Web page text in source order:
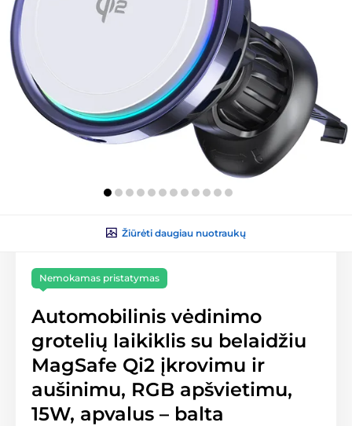
Žiūrėti daugiau nuotraukų
Nemokamas pristatymas
Automobilinis vėdinimo
grotelių laikiklis su belaidžiu
MagSafe Qi2 įkrovimu ir
aušinimu, RGB apšvietimu,
15W, apvalus – balta